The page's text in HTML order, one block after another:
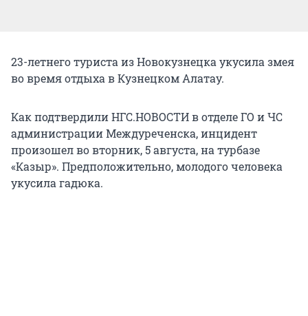
23-летнего туриста из Новокузнецка укусила змея
во время отдыха в Кузнецком Алатау.
Как подтвердили НГС.НОВОСТИ в отделе ГО и ЧС
администрации Междуреченска, инцидент
произошел во вторник, 5 августа, на турбазе
«Казыр». Предположительно, молодого человека
укусила гадюка.